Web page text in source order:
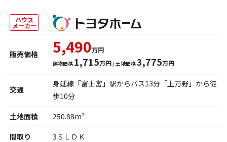
ハウス
メーカー
販売価格 5,490万円
建物価格 1,715万円 / 土地価格3,775万円
交通
身延線「富士宮」駅からバス13分「上万野」から徒
歩10分
土地面積
250.88m²
間取り
3ＳＬＤＫ